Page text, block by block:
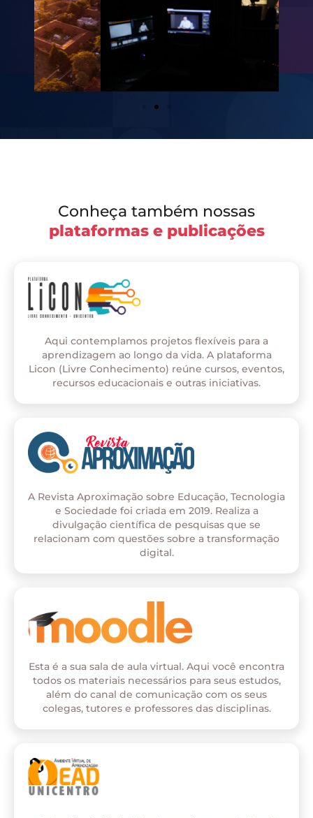
Conheça também nossas
plataformas e publicações
Aqui contemplamos projetos flexíveis para a
aprendizagem ao longo da vida. A plataforma
Licon (Livre Conhecimento) reúne cursos, eventos,
recursos educacionais e outras iniciativas.
A Revista Aproximação sobre Educação, Tecnologia
e Sociedade foi criada em 2019. Realiza a
divulgação científica de pesquisas que se
relacionam com questões sobre a transformação
digital.
Esta é a sua sala de aula virtual. Aqui você encontra
todos os materiais necessários para seus estudos,
além do canal de comunicação com os seus
colegas, tutores e professores das disciplinas.